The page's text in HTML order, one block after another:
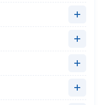
(10)
(16)
(8)
(12)
(18)
(5)
(11)
(11)
(12)
(3)
(4)